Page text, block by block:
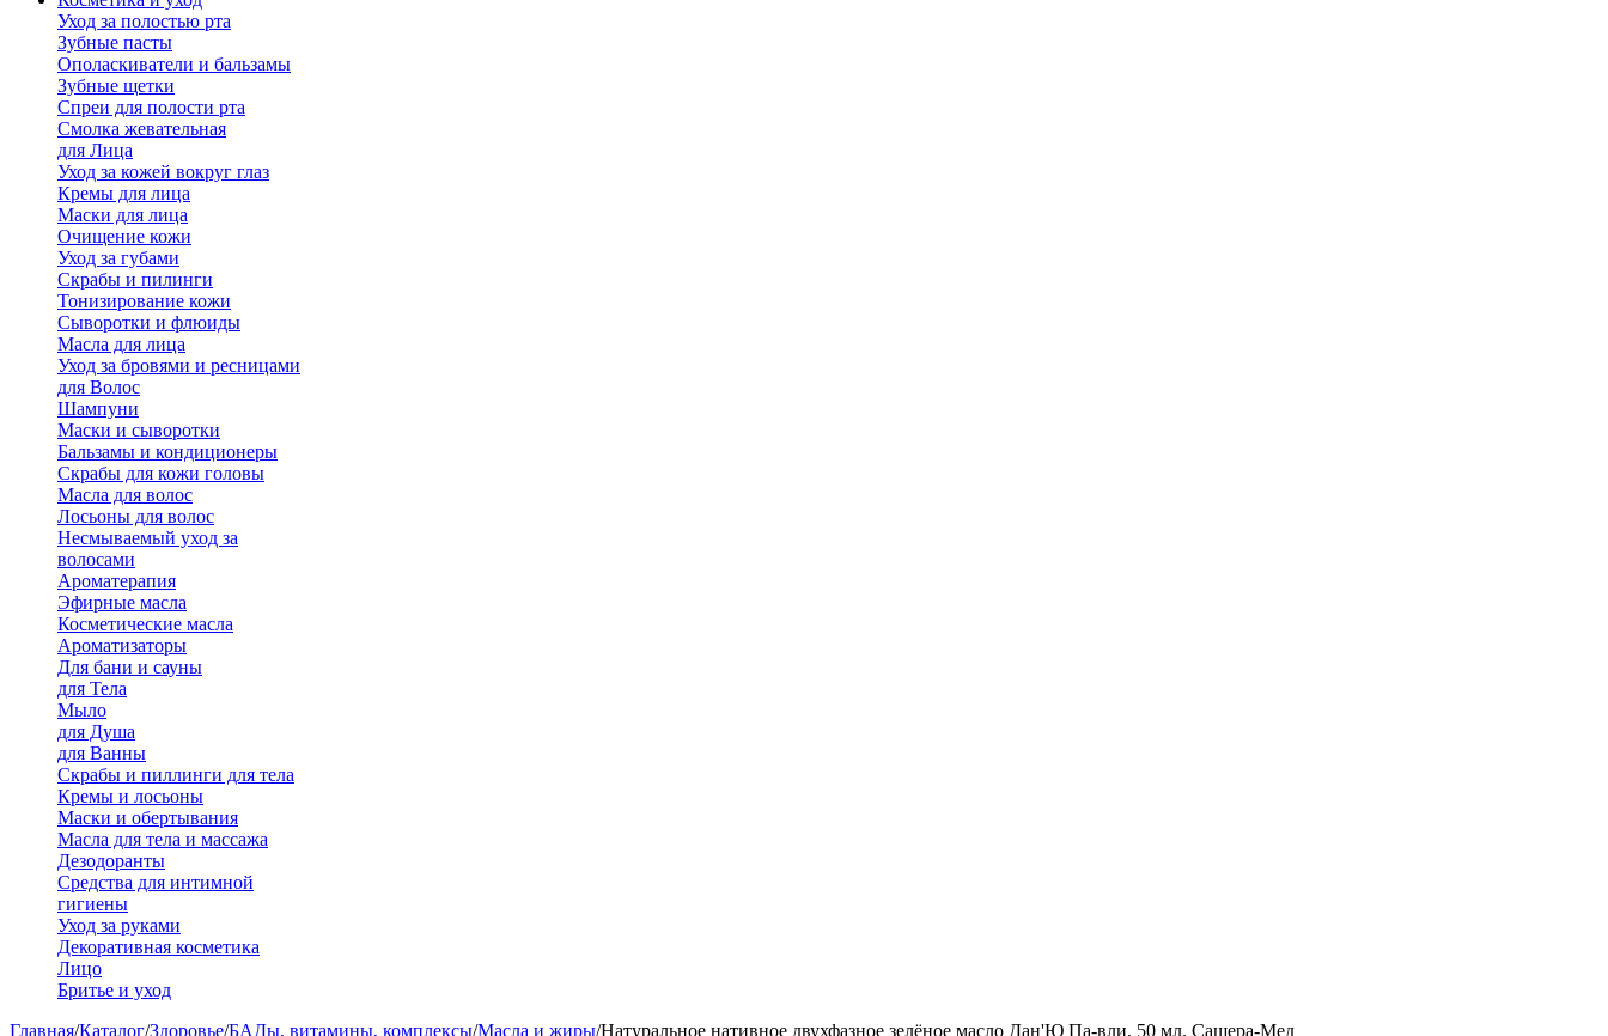
Уход за полостью рта
Зубные пасты
Ополаскиватели и бальзамы
Зубные щетки
Спреи для полости рта
Смолка жевательная
для Лица
Уход за кожей вокруг глаз
Кремы для лица
Маски для лица
Очищение кожи
Уход за губами
Скрабы и пилинги
Тонизирование кожи
Сыворотки и флюиды
Масла для лица
Уход за бровями и ресницами
для Волос
Шампуни
Маски и сыворотки
Бальзамы и кондиционеры
Скрабы для кожи головы
Масла для волос
Лосьоны для волос
Несмываемый уход за
волосами
Ароматерапия
Эфирные масла
Косметические масла
Ароматизаторы
Для бани и сауны
для Тела
Мыло
для Душа
для Ванны
Скрабы и пиллинги для тела
Кремы и лосьоны
Маски и обертывания
Масла для тела и массажа
Дезодоранты
Средства для интимной
гигиены
Уход за руками
Декоративная косметика
Лицо
Бритье и уход
Главная/Каталог/Здоровье/БАДы, витамины, комплексы/Масла и жиры/Натуральное нативное двухфазное зелёное масло Дан'Ю Па-вли, 50 мл. Сашера-Мед